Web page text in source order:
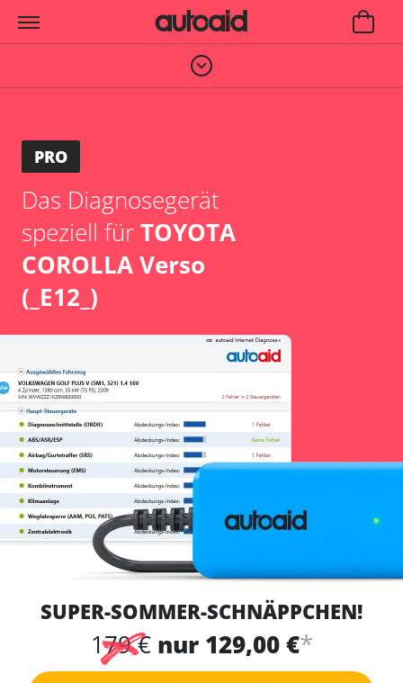
PRO
Das Diagnosegerät
speziell fürTOYOTA
COROLLA Verso
(_E12_)
SUPER-SOMMER-SCHNÄPPCHEN!
179 € nur 129,00 €*